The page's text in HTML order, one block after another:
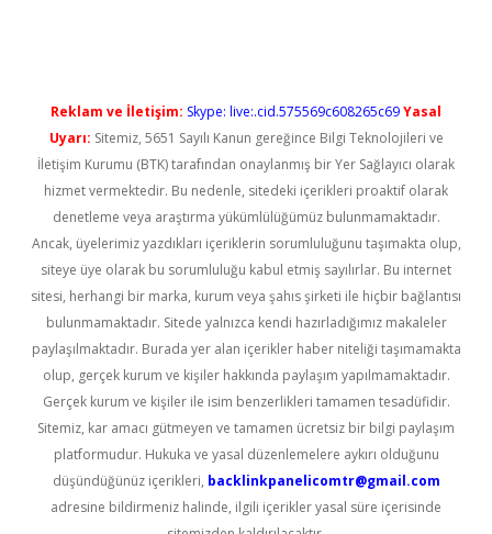
Reklam ve İletişim: Skype: live:.cid.575569c608265c69Yasal
Uyarı: Sitemiz, 5651 Sayılı Kanun gereğince Bilgi Teknolojileri ve
İletişim Kurumu (BTK) tarafından onaylanmış bir Yer Sağlayıcı olarak
hizmet vermektedir. Bu nedenle, sitedeki içerikleri proaktif olarak
denetleme veya araştırma yükümlülüğümüz bulunmamaktadır.
Ancak, üyelerimiz yazdıkları içeriklerin sorumluluğunu taşımakta olup,
siteye üye olarak bu sorumluluğu kabul etmiş sayılırlar. Bu internet
sitesi, herhangi bir marka, kurum veya şahıs şirketi ile hiçbir bağlantısı
bulunmamaktadır. Sitede yalnızca kendi hazırladığımız makaleler
paylaşılmaktadır. Burada yer alan içerikler haber niteliği taşımamakta
olup, gerçek kurum ve kişiler hakkında paylaşım yapılmamaktadır.
Gerçek kurum ve kişiler ile isim benzerlikleri tamamen tesadüfidir.
Sitemiz, kar amacı gütmeyen ve tamamen ücretsiz bir bilgi paylaşım
platformudur. Hukuka ve yasal düzenlemelere aykırı olduğunu
düşündüğünüz içerikleri, backlinkpanelicomtr@gmail.com
adresine bildirmeniz halinde, ilgili içerikler yasal süre içerisinde